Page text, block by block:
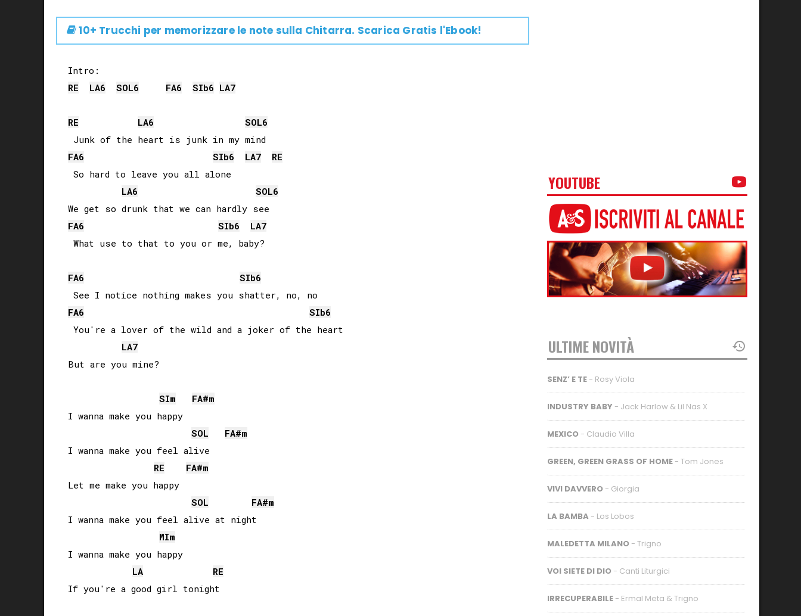
10+ Trucchi per memorizzare le note sulla Chitarra. Scarica Gratis l'Ebook!
RE
LA6 SOL6 FA6 SIb6 LA7
RE LA6 SOL6
FA6 SIb6 LA7
RE
So hard to leave you all alone
LA6 SOL6
FA6 SIb6 LA7
FA6 SIb6
FA6 SIb6
You're a lover of the wild and a joker of the heart
LA7
SIm FA#m
I wanna make you happy
SOL
FA#m
I wanna make you feel alive
RE
FA#m
Let me make you happy
SOL
FA#m
I wanna make you feel alive at night
MIm
I wanna make you happy
LA
RE
If you're a good girl tonight
YOUTUBE
ULTIME NOVITÀ
SENZ’ E TE - Rosy Viola
INDUSTRY BABY - Jack Harlow & Lil Nas X
MEXICO - Claudio Villa
GREEN, GREEN GRASS OF HOME - Tom Jones
VIVI DAVVERO - Giorgia
LA BAMBA - Los Lobos
MALEDETTA MILANO - Trigno
VOI SIETE DI DIO - Canti Liturgici
IRRECUPERABILE - Ermal Meta & Trigno